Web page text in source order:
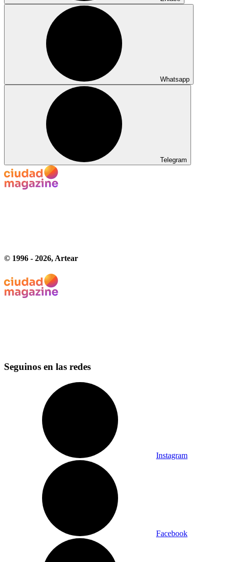
Whatsapp
Telegram
© 1996 - 2026, Artear
Seguinos en las redes
Instagram
Facebook